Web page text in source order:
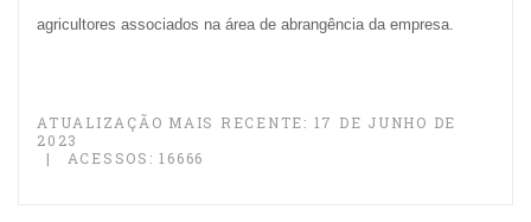
agricultores associados na área de abrangência da empresa.
ATUALIZAÇÃO MAIS RECENTE: 17 DE JUNHO DE
2023
ACESSOS: 16666